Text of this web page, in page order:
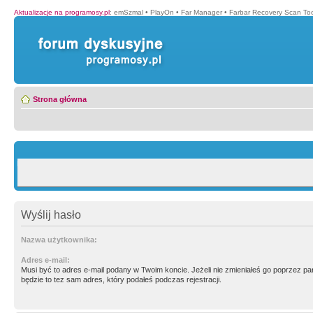
Aktualizacje na programosy.pl: emSzmal • PlayOn • Far Manager • Farbar Recovery Scan
Strona główna
Wyślij hasło
Nazwa użytkownika:
Adres e-mail:
Musi być to adres e-mail podany w Twoim koncie. Jeżeli nie zmieniałeś go poprzez
będzie to tez sam adres, który podałeś podczas rejestracji.